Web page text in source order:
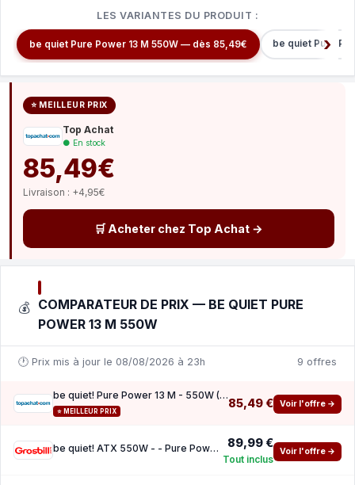
LES VARIANTES DU PRODUIT :
be quiet Pure Power 13 M 550W — dès 85,49€ be quiet Pure
⭐ MEILLEUR PRIX
Top Achat
● En stock
85,49€
Livraison : +4,95€
🛒 Acheter chez Top Achat →
💰 COMPARATEUR DE PRIX — BE QUIET PURE
POWER 13 M 550W
🕐 Prix mis à jour le 08/08/2026 à 23h 9 offres
be quiet! Pure Power 13 M - 550W ( 10 de reduction avec le code promo KOO )
⭐ MEILLEUR PRIX
85,49 € Voir l'offre →
be quiet! ATX 550W - - Pure Power 13 M Black 89,99 €
Tout inclus
Voir l'offre →